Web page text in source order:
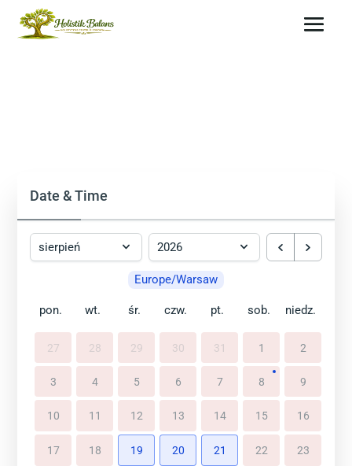
Date & Time
Europe/Warsaw
pon. wt. śr. czw. pt. sob. niedz.
27 28 29 30 31 1 2
3 4 5 6 7 8 9
10 11 12 13 14 15 16
17 18 19 20 21 22 23